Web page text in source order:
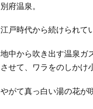
別府温泉。
江戸時代から続けられて
地中から吹き出す温泉ガ
させて、ワラをのしかけ
やがて真っ白い湯の花が